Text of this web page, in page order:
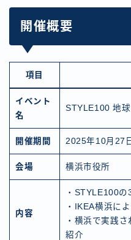
開催概要
項目
イベント
名
STYLE100 地
開催期間 2025年10月27
会場 横浜市役所
内容
・STYLE100の
・IKEA横浜に
・横浜で実践
紹介